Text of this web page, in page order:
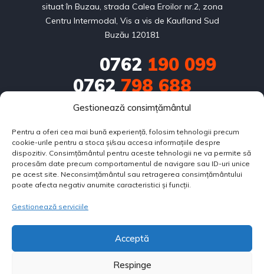
Gestionează consimțământul
Pentru a oferi cea mai bună experiență, folosim tehnologii precum
cookie-urile pentru a stoca și/sau accesa informațiile despre
dispozitiv. Consimțământul pentru aceste tehnologii ne va permite să
procesăm date precum comportamentul de navigare sau ID-uri unice
pe acest site. Neconsimțământul sau retragerea consimțământului
poate afecta negativ anumite caracteristici și funcții.
Gestionează serviciile
Acceptă
Respinge
situat în Buzau, strada Calea Eroilor nr.2, zona
Centru Intermodal, Vis a vis de Kaufland Sud
Buzău 120181
0762 190 099
0762 798 688
686 714
contact@bestautorulate.ro
Calea Eroilor nr.2, zona Centru Intermodal, Vis a vis de
Kaufland Sud Buzău 120181
CUI:33216419
F10/321/28.05.2014
Copyright © 2025. All rights reserved.
APLICĂ PENTRU RATE